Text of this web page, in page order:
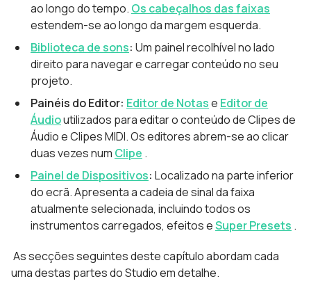
ao longo do tempo. Os cabeçalhos das faixas
estendem-se ao longo da margem esquerda.
Biblioteca de sons: Um painel recolhível no lado
direito para navegar e carregar conteúdo no seu
projeto.
Painéis do Editor: Editor de Notase Editor de
Áudioutilizados para editar o conteúdo de Clipes de
Áudio e Clipes MIDI. Os editores abrem-se ao clicar
duas vezes num Clipe .
Painel de Dispositivos: Localizado na parte inferior
do ecrã. Apresenta a cadeia de sinal da faixa
atualmente selecionada, incluindo todos os
instrumentos carregados, efeitos eSuper Presets .
As secções seguintes deste capítulo abordam cada
uma destas partes do Studio em detalhe.